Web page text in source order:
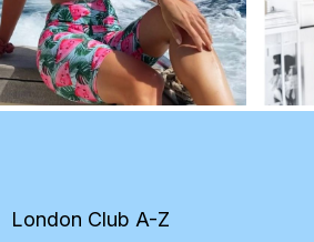
London Club A-Z